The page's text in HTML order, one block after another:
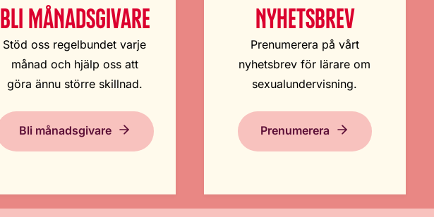
BLI MÅNADSGIVARE
Stöd oss regelbundet varje
månad och hjälp oss att
göra ännu större skillnad.
Bli månadsgivare
NYHETSBREV
Prenumerera på vårt
nyhetsbrev för lärare om
sexualundervisning.
Prenumerera